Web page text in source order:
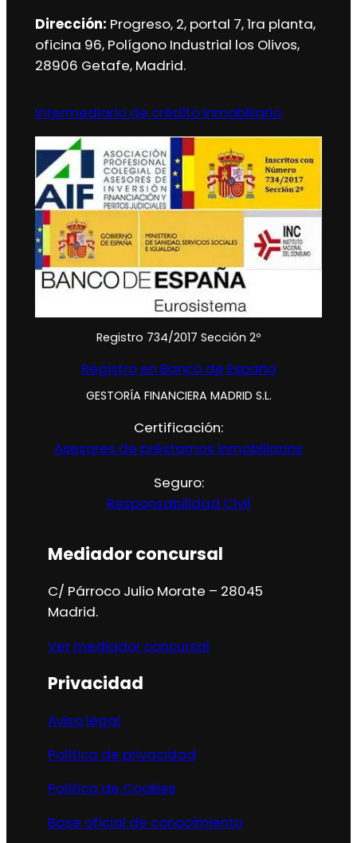
Dirección: Progreso, 2, portal 7, 1ra planta,
oficina 96, Polígono Industrial los Olivos,
28906 Getafe, Madrid.
Intermediario de crédito inmobiliario
Registro 734/2017 Sección 2º
Registro en Banco de España
GESTORÍA FINANCIERA MADRID S.L.
Certificación:
Asesores de préstamos inmobiliarios
Seguro:
Responsabilidad Civil
Mediador concursal
C/ Párroco Julio Morate – 28045
Madrid.
Ver mediador concursal
Privacidad
Aviso legal
Política de privacidad
Política de Cookies
Base oficial de conocimiento